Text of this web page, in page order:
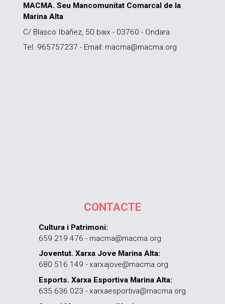
MACMA. Seu Mancomunitat Comarcal de la
Marina Alta
C/ Blasco Ibáñez, 50 baix - 03760 - Ondara
Tel. 965757237 - Email: macma@macma.org
CONTACTE
Cultura i Patrimoni:
659 219 476 - macma@macma.org
Joventut. Xarxa Jove Marina Alta:
680 516 149 - xarxajove@macma.org
Esports. Xarxa Esportiva Marina Alta:
635 636 023 - xarxaesportiva@macma.org